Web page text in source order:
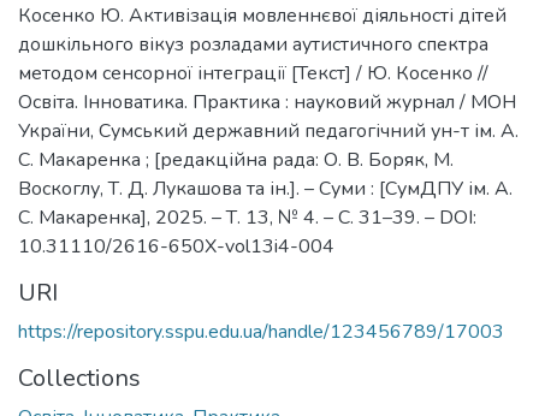
Косенко Ю. Активізація мовленнєвої діяльності дітей
дошкільного вікуз розладами аутистичного спектра
методом сенсорної інтеграції [Текст] / Ю. Косенко //
Освіта. Інноватика. Практика : науковий журнал / МОН
України, Сумський державний педагогічний ун-т ім. А.
С. Макаренка ; [редакційна рада: О. В. Боряк, М.
Воскоглу, Т. Д. Лукашова та ін.]. – Суми : [СумДПУ ім. А.
С. Макаренка], 2025. – Т. 13, № 4. – С. 31–39. – DOI:
10.31110/2616-650X-vol13i4-004
URI
https://repository.sspu.edu.ua/handle/123456789/17003
Collections